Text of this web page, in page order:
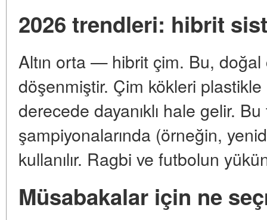
2026 trendleri: hibrit
Altın orta — hibrit çim. Bu,
döşenmiştir. Çim kökleri plastikle
derecede dayanıklı hale gelir.
şampiyonalarında (örneğin,
kullanılır. Ragbi ve futbolun
Müsabakalar için ne